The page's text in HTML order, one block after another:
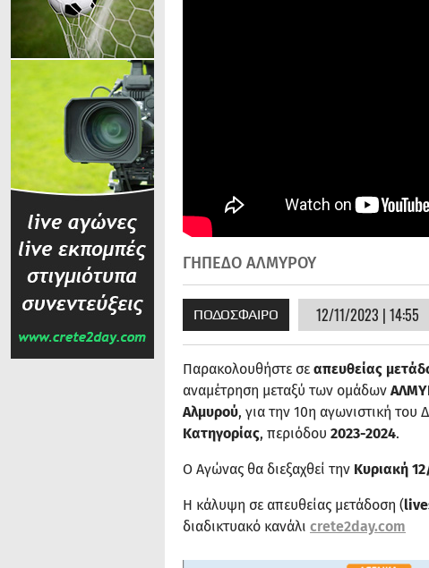
ΓΗΠΕΔΟ ΑΛΜΥΡΟΥ
ΠΟΔΟΣΦΑΙΡΟ 12/11/2023 | 14:55
Παρακολουθήστε σε απευθείας
αναμέτρηση μεταξύ των ομάδων
Αλμυρού, για την 10η αγωνιστική
Κατηγορίας, περιόδου 2023-2024.
Ο Αγώνας θα διεξαχθεί την Κυριακή
Η κάλυψη σε απευθείας μετάδοση (
διαδικτυακό κανάλι crete2day.com